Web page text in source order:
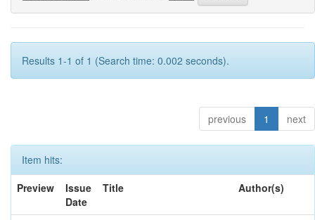
Results 1-1 of 1 (Search time: 0.002 seconds).
previous 1 next
Item hits:
Preview
Issue
Date
Title Author(s)